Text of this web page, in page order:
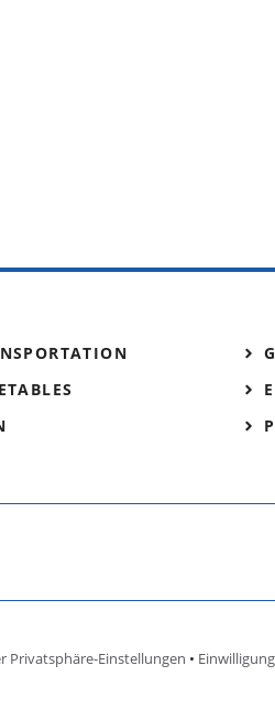
Privatsphäre-Einstellungen •